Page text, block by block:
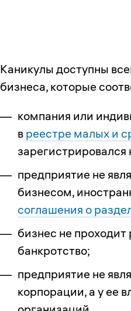
Каникулы доступны
бизнеса, которые
компания или
в реестре малых и
зарегистрировался
предприятие не
бизнесом,
соглашения о
бизнес не
банкротство;
предприятие не
корпорации, а у ее